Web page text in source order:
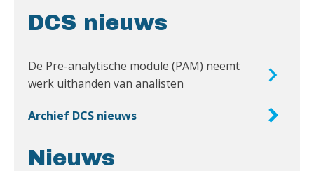
DCS nieuws
De Pre-analytische module (PAM) neemt
werk uithanden van analisten
Archief DCS nieuws
Nieuws